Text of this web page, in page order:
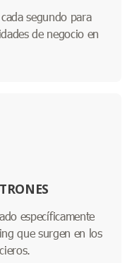
segundo para
de negocio en
específicamente
que surgen en los